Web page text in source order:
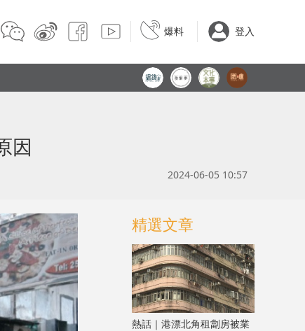
爆料 登入
因
2024-06-05 10:57
精選文章
熱話｜港漂北角租劏房被業